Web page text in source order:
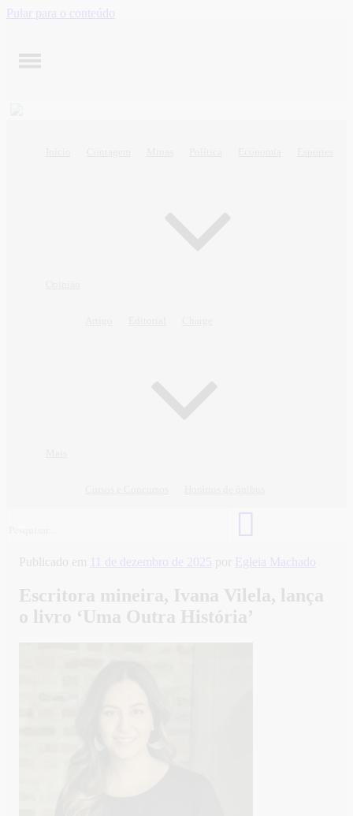
Pular para o conteúdo
Publicado em 11 de dezembro de 2025 por Egleia Machado
Escritora mineira, Ivana Vilela, lança
o livro ‘Uma Outra História’